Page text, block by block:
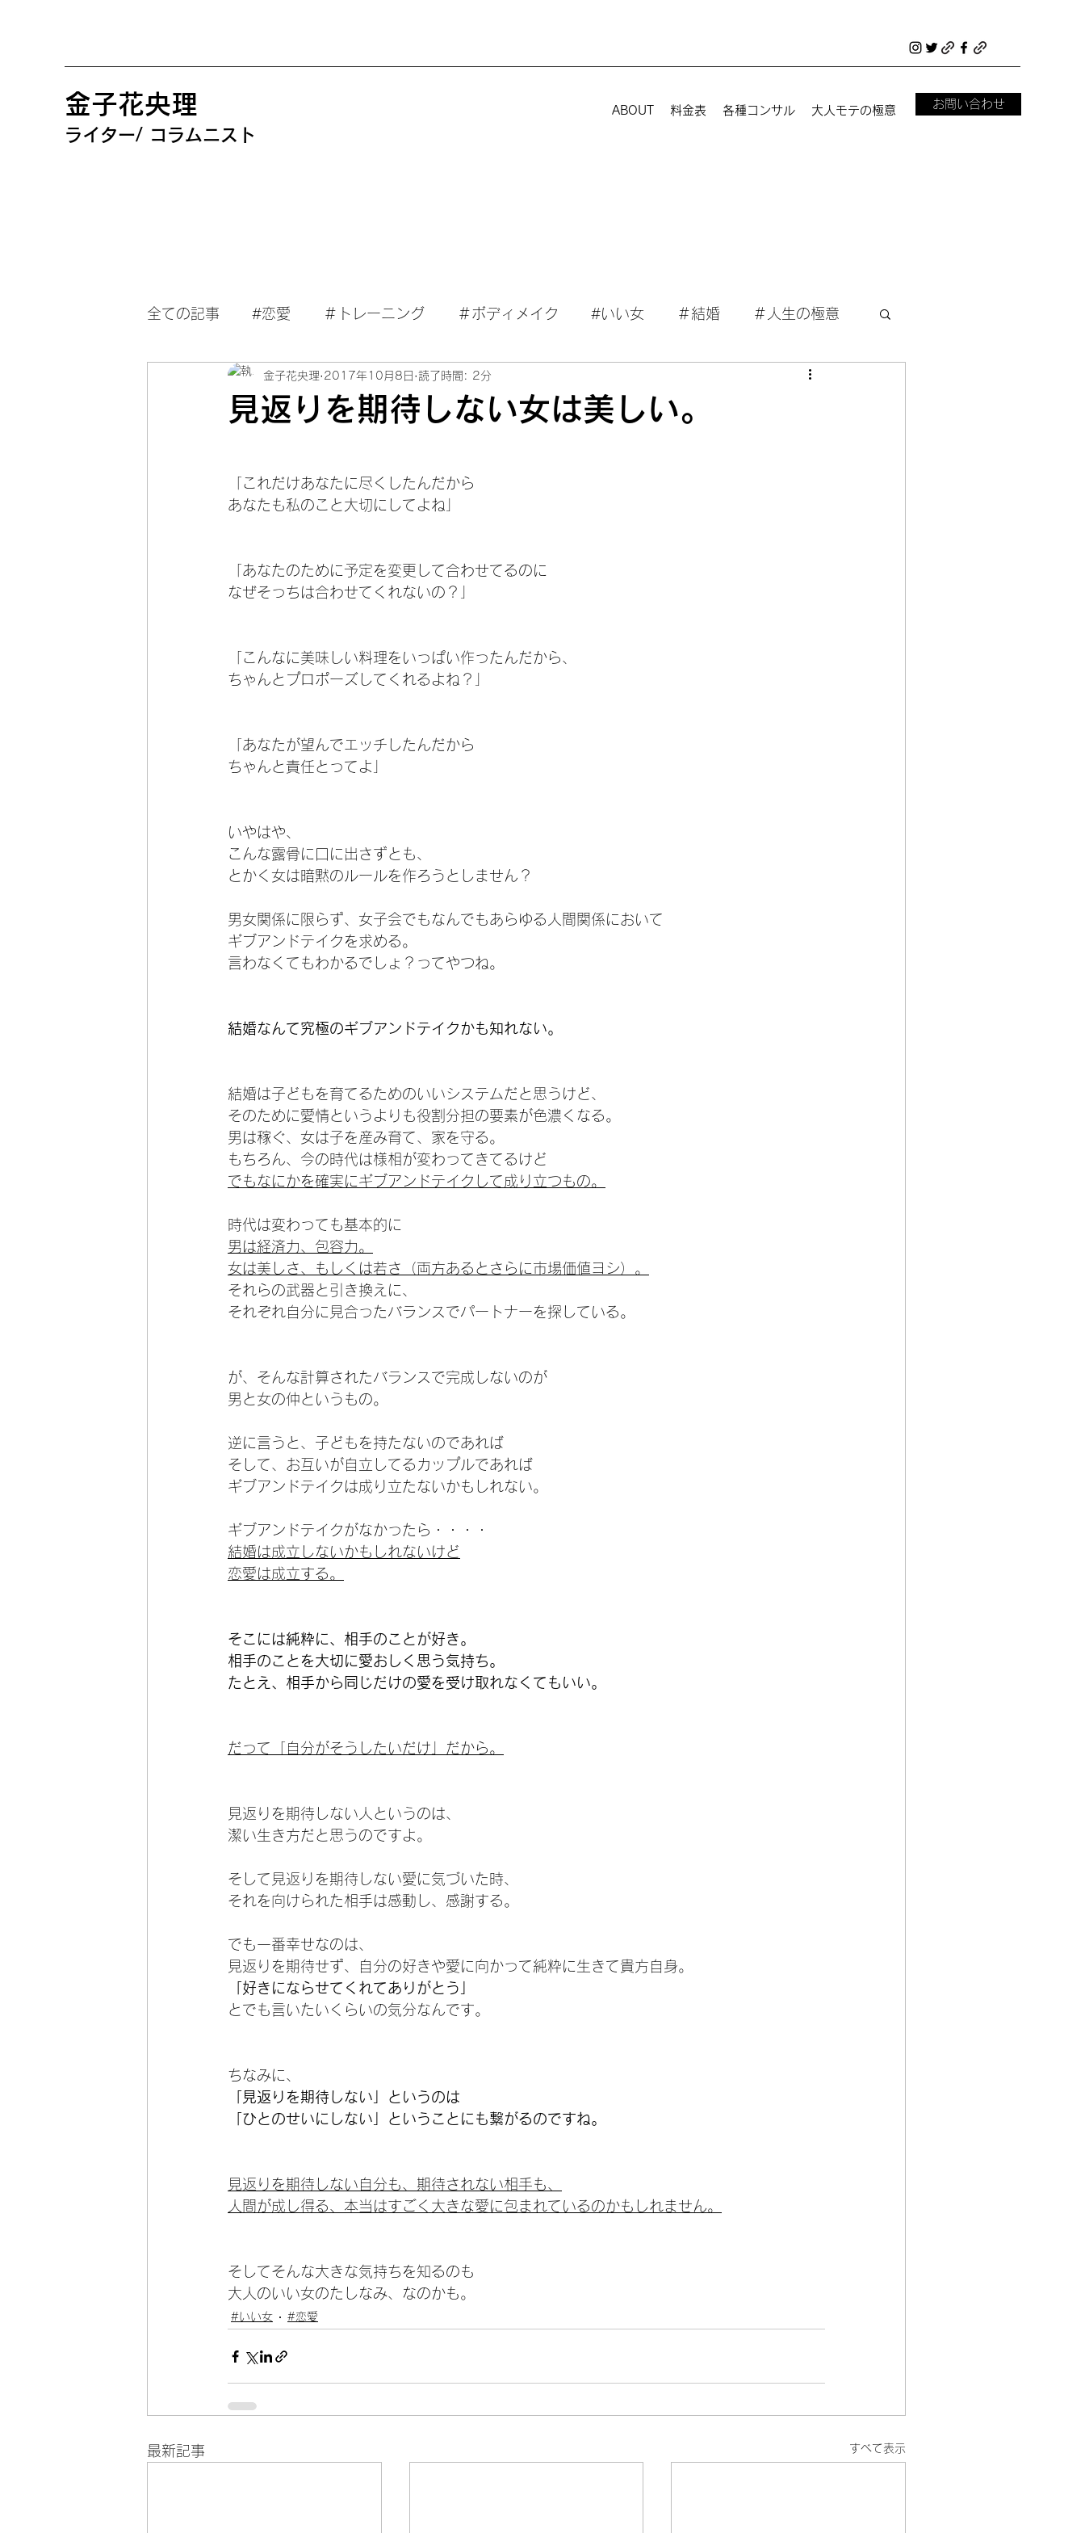
金子花央理
ライター/ コラムニスト
ABOUT 料金表 各種コンサル 大人モテの極意
お問い合わせ
全ての記事 #恋愛 ＃トレーニング ＃ボディメイク #いい女 ＃結婚 ＃人生の極意
＃コミュニケーション ＃いい男
見返りを期待しない女は美しい。
金子花央理 2017年10月8日 読了時間: 2分
「これだけあなたに尽くしたんだから
あなたも私のこと大切にしてよね」
「あなたのために予定を変更して合わせてるのに
なぜそっちは合わせてくれないの？」
「こんなに美味しい料理をいっぱい作ったんだから、
ちゃんとプロポーズしてくれるよね？」
「あなたが望んでエッチしたんだから
ちゃんと責任とってよ」
いやはや、
こんな露骨に口に出さずとも、
とかく女は暗黙のルールを作ろうとしません？
男女関係に限らず、女子会でもなんでもあらゆる人間関係において
ギブアンドテイクを求める。
言わなくてもわかるでしょ？ってやつね。
結婚なんて究極のギブアンドテイクかも知れない。
結婚は子どもを育てるためのいいシステムだと思うけど、
そのために愛情というよりも役割分担の要素が色濃くなる。
男は稼ぐ、女は子を産み育て、家を守る。
もちろん、今の時代は様相が変わってきてるけど
でもなにかを確実にギブアンドテイクして成り立つもの。
時代は変わっても基本的に
男は経済力、包容力。
女は美しさ、もしくは若さ（両方あるとさらに市場価値ヨシ）。
それらの武器と引き換えに、
それぞれ自分に見合ったバランスでパートナーを探している。
が、そんな計算されたバランスで完成しないのが
男と女の仲というもの。
逆に言うと、子どもを持たないのであれば
そして、お互いが自立してるカップルであれば
ギブアンドテイクは成り立たないかもしれない。
ギブアンドテイクがなかったら・・・・
結婚は成立しないかもしれないけど
恋愛は成立する。
そこには純粋に、相手のことが好き。
相手のことを大切に愛おしく思う気持ち。
たとえ、相手から同じだけの愛を受け取れなくてもいい。
だって「自分がそうしたいだけ」だから。
見返りを期待しない人というのは、
潔い生き方だと思うのですよ。
そして見返りを期待しない愛に気づいた時、
それを向けられた相手は感動し、感謝する。
でも一番幸せなのは、
見返りを期待せず、自分の好きや愛に向かって純粋に生きて貴方自身。
「好きにならせてくれてありがとう」
とでも言いたいくらいの気分なんです。
ちなみに、
「見返りを期待しない」というのは
「ひとのせいにしない」ということにも繋がるのですね。
見返りを期待しない自分も、期待されない相手も、
人間が成し得る、本当はすごく大きな愛に包まれているのかもしれません。
そしてそんな大きな気持ちを知るのも
大人のいい女のたしなみ、なのかも。
#いい女 #恋愛
最新記事 すべて表示